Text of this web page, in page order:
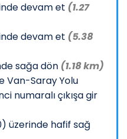
devam et (1.27
devam et (5.38
sağa dön (1.18 km)
Van-Saray Yolu
numaralı çıkışa gir
üzerinde hafif sağ